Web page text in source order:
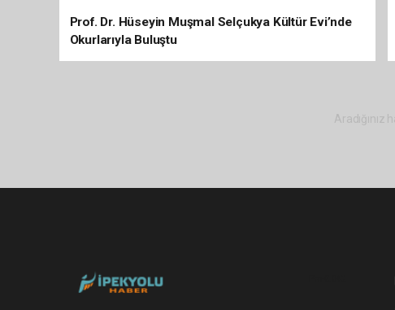
Prof. Dr. Hüseyin Muşmal Selçukya Kültür Evi’nde
Okurlarıyla Buluştu
Aradığınız